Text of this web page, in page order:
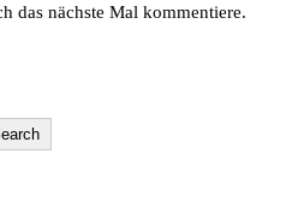
das nächste Mal kommentiere.